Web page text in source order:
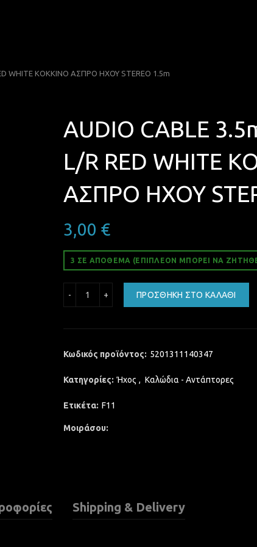
WHITE ΚΟΚΚΙΝΟ ΑΣΠΡΟ ΗΧΟΥ STEREO 1.5m
AUDIO CABLE
L/R RED WHITE
ΑΣΠΡΟ ΗΧΟΥ
3,00 €
3 ΣΕ ΑΠΌΘΕΜΑ (ΕΠΙΠΛΈΟΝ ΜΠΟΡΕΊ ΝΑ
ΠΡΟΣΘΉΚΗ ΣΤΟ ΚΑΛΆΘΙ
Κωδικός προϊόντος: 5201311140347
Κατηγορίες: Ήχος , Καλώδια - Αντάπτορες
Ετικέτα: F11
Μοιράσου
Shipping & Delivery